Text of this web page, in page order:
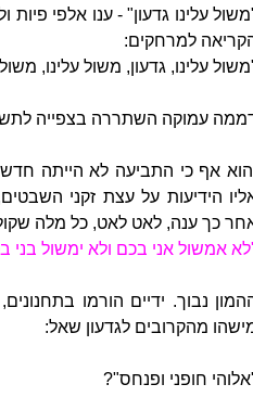
עלינו גדעון" - ענו אלפי
למרחקים:
עלינו, גדעון, משול עלינו,
עמוקה השתררה בצפייה
אף כי התביעה לא הייתה
הידיעות על עצת זקני
כך ענה, לאט לאט, כל מלה
אמשול אני בכם ולא ימשול בני
נבוך. ידיים הורמו
מהקרובים לגדעון שאל:
חופני ופנחס"?